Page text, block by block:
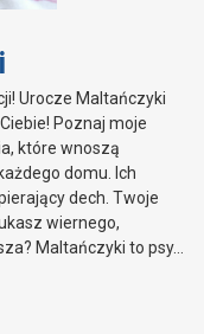
Urocze Maltańczyki
Poznaj moje
które wnoszą
domu. Ich
dech. Twoje
wiernego,
Maltańczyki to psy…